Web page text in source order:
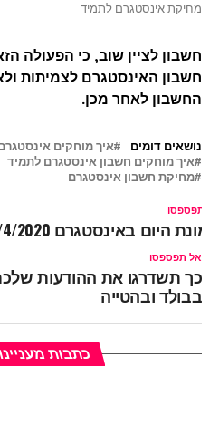
מחיקת אינסטגרם לתמיד
חשבון לציין שוב, כי הפעולה
חשבון האינסטגרם לצמיתות
החשבון לאחר מכן.
נושאים דומים
איך מוחקים
איך מוחקים חשבון אינסטגרם לתמיד
מחיקת חשבון אינסטגרם
תפספסו
היום באינסטגרם 30/4/2020
אל תפספסו
כך תשדרגו את ההודעות
בבולד ובהטייה
כתבות